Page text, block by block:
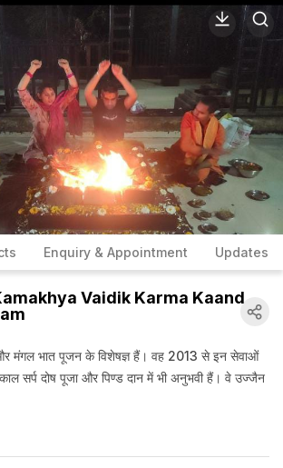
Enquiry & Appointment Updates
Vaidik Karma Kaand
और मंगल भात पूजन के विशेषज्ञ हैं। वह 2013 से इन सेवाओं
सर्प दोष पूजा और पिण्ड दान में भी अनुभवी हैं। वे उज्जैन